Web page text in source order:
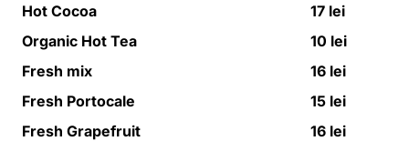
Hot Cocoa
17 lei
Organic Hot Tea
10 lei
Fresh mix
16 lei
Fresh Portocale
15 lei
Fresh Grapefruit
16 lei